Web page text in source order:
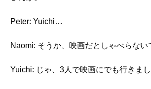
Peter: Yuichi…
Naomi: そうか、映画だとしゃべらない
Yuichi: じゃ、3人で映画にでも行きま